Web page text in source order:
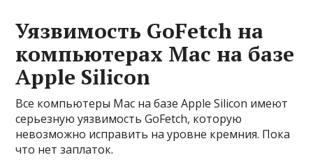
Уязвимость GoFetch на
компьютерах Mac на базе
Apple Silicon
Все компьютеры Mac на базе Apple Silicon имеют
серьезную уязвимость GoFetch, которую
невозможно исправить на уровне кремния. Пока
что нет заплаток.